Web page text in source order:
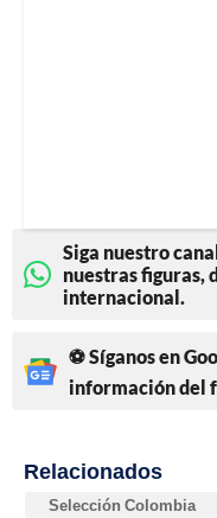
Siga nuestro
nuestras figuras,
internacional.
⚽ Síganos en
información del
Relacionados
Selección Colombia